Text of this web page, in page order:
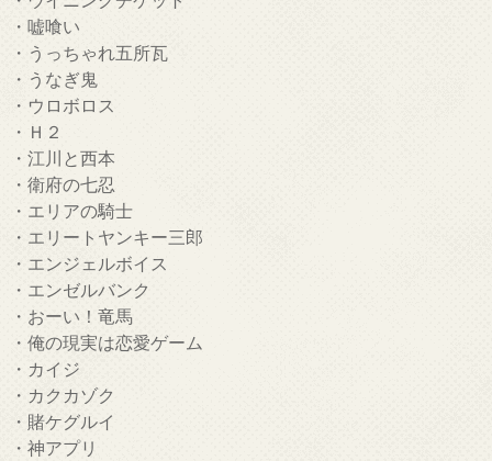
・嘘喰い
・うっちゃれ五所瓦
・うなぎ鬼
・ウロボロス
・Ｈ２
・江川と西本
・衛府の七忍
・エリアの騎士
・エリートヤンキー三郎
・エンジェルボイス
・エンゼルバンク
・おーい！竜馬
・俺の現実は恋愛ゲーム
・カイジ
・カクカゾク
・賭ケグルイ
・神アプリ